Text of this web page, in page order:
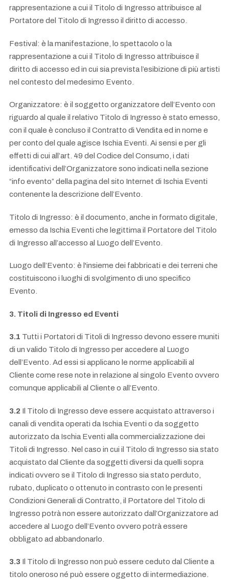
rappresentazione a cui il Titolo di Ingresso attribuisce al
Portatore del Titolo di Ingresso il diritto di accesso.
Festival: è la manifestazione, lo spettacolo o la
rappresentazione a cui il Titolo di Ingresso attribuisce il
diritto di accesso ed in cui sia prevista l’esibizione di più artisti
nel contesto del medesimo Evento.
Organizzatore: è il soggetto organizzatore dell’Evento con
riguardo al quale il relativo Titolo di Ingresso è stato emesso,
con il quale è concluso il Contratto di Vendita ed in nome e
per conto del quale agisce Ischia Eventi. Ai sensi e per gli
effetti di cui all’art. 49 del Codice del Consumo, i dati
identificativi dell’Organizzatore sono indicati nella sezione
“info evento” della pagina del sito Internet di Ischia Eventi
contenente la descrizione dell’Evento.
Titolo di Ingresso: è il documento, anche in formato digitale,
emesso da Ischia Eventi che legittima il Portatore del Titolo
di Ingresso all’accesso al Luogo dell’Evento.
Luogo dell’Evento: è l'insieme dei fabbricati e dei terreni che
costituiscono i luoghi di svolgimento di uno specifico
Evento.
3. Titoli di Ingresso ed Eventi
3.1 Tutti i Portatori di Titoli di Ingresso devono essere muniti
di un valido Titolo di Ingresso per accedere al Luogo
dell’Evento. Ad essi si applicano le norme applicabili al
Cliente come rese note in relazione al singolo Evento ovvero
comunque applicabili al Cliente o all’Evento.
3.2 Il Titolo di Ingresso deve essere acquistato attraverso i
canali di vendita operati da Ischia Eventi o da soggetto
autorizzato da Ischia Eventi alla commercializzazione dei
Titoli di Ingresso. Nel caso in cui il Titolo di Ingresso sia stato
acquistato dal Cliente da soggetti diversi da quelli sopra
indicati ovvero se il Titolo di Ingresso sia stato perduto,
rubato, duplicato o ottenuto in contrasto con le presenti
Condizioni Generali di Contratto, il Portatore del Titolo di
Ingresso potrà non essere autorizzato dall’Organizzatore ad
accedere al Luogo dell’Evento ovvero potrà essere
obbligato ad abbandonarlo.
3.3 Il Titolo di Ingresso non può essere ceduto dal Cliente a
titolo oneroso né può essere oggetto di intermediazione.